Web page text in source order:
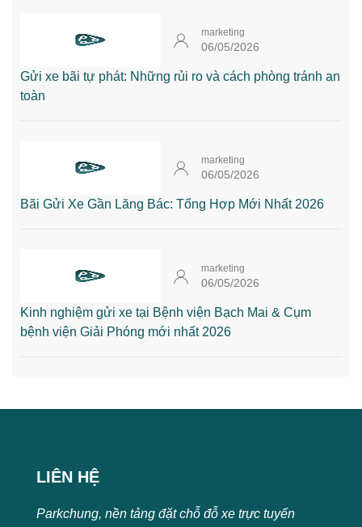
marketing
06/05/2026
Gửi xe bãi tự phát: Những rủi ro và cách phòng tránh an
toàn
marketing
06/05/2026
Bãi Gửi Xe Gần Lăng Bác: Tổng Hợp Mới Nhất 2026
marketing
06/05/2026
Kinh nghiệm gửi xe tại Bệnh viện Bạch Mai & Cụm
bệnh viện Giải Phóng mới nhất 2026
LIÊN HỆ
Parkchung, nền tảng đặt chỗ đỗ xe trực tuyến